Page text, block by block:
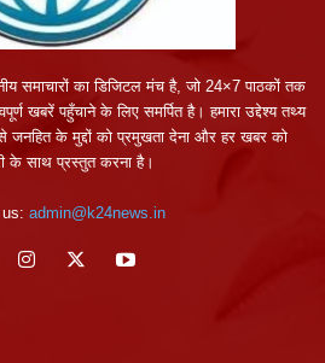
समाचारों का डिजिटल मंच है, जो 24×7 पाठकों तक
खबरें पहुँचाने के लिए समर्पित है। हमारा उद्देश्य तथ्य
जनहित के मुद्दों को प्रमुखता देना और हर खबर को
के साथ प्रस्तुत करना है।
admin@k24news.in